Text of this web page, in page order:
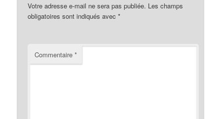
Votre adresse e-mail ne sera pas publiée. Les champs
obligatoires sont indiqués avec*
Commentaire*